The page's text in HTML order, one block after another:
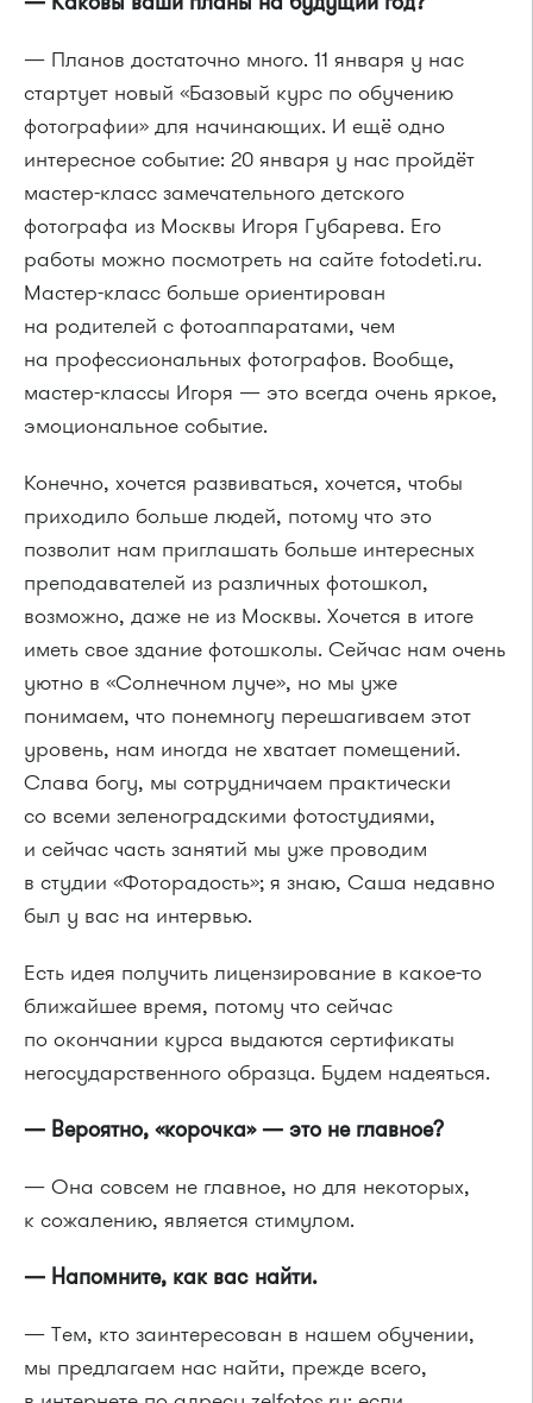
— Планов достаточно много. 11 января у нас
стартует новый «Базовый курс по обучению
фотографии» для начинающих. И ещё одно
интересное событие: 20 января у нас пройдёт
мастер-класс замечательного детского
фотографа из Москвы Игоря Губарева. Его
работы можно посмотреть на сайте fotodeti.ru.
Мастер-класс больше ориентирован
на родителей с фотоаппаратами, чем
на профессиональных фотографов. Вообще,
мастер-классы Игоря — это всегда очень яркое,
эмоциональное событие.
Конечно, хочется развиваться, хочется, чтобы
приходило больше людей, потому что это
позволит нам приглашать больше интересных
преподавателей из различных фотошкол,
возможно, даже не из Москвы. Хочется в итоге
иметь свое здание фотошколы. Сейчас нам очень
уютно в «Солнечном луче», но мы уже
понимаем, что понемногу перешагиваем этот
уровень, нам иногда не хватает помещений.
Слава богу, мы сотрудничаем практически
со всеми зеленоградскими фотостудиями,
и сейчас часть занятий мы уже проводим
в студии «Фоторадость»; я знаю, Саша недавно
был у вас на интервью.
Есть идея получить лицензирование в какое-то
ближайшее время, потому что сейчас
по окончании курса выдаются сертификаты
негосударственного образца. Будем надеяться.
— Вероятно, «корочка» — это не главное?
— Она совсем не главное, но для некоторых,
к сожалению, является стимулом.
— Напомните, как вас найти.
— Тем, кто заинтересован в нашем обучении,
мы предлагаем нас найти, прежде всего,